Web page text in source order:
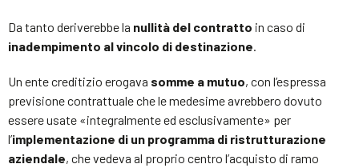
Da tanto deriverebbe la nullità del contratto in caso di
inadempimento al vincolo di destinazione.
Un ente creditizio erogava somme a mutuo, con l’espressa
previsione contrattuale che le medesime avrebbero dovuto
essere usate «integralmente ed esclusivamente» per
l’implementazione di un programma di ristrutturazione
aziendale, che vedeva al proprio centro l’acquisto di ramo